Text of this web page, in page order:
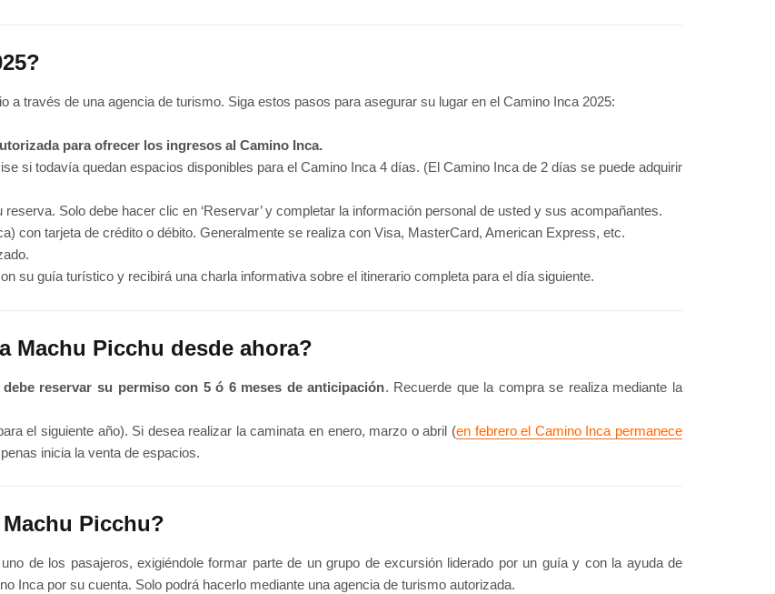
través de una agencia de turismo. Siga estos pasos para asegurar su lugar en el Camino Inca 2025:
para ofrecer los ingresos al Camino Inca.
si todavía quedan espacios disponibles para el Camino Inca 4 días. (El Camino Inca de 2 días se puede adquirir
Solo debe hacer clic en ‘Reservar’ y completar la información personal de usted y sus acompañantes.
con tarjeta de crédito o débito. Generalmente se realiza con Visa, MasterCard, American Express, etc.
su guía turístico y recibirá una charla informativa sobre el itinerario completa para el día siguiente.
Machu Picchu desde ahora?
reservar su permiso con 5 ó 6 meses de anticipación. Recuerde que la compra se realiza mediante la
el siguiente año). Si desea realizar la caminata en enero, marzo o abril (en febrero el Camino Inca permanece
inicia la venta de espacios.
Picchu?
de los pasajeros, exigiéndole formar parte de un grupo de excursión liderado por un guía y con la ayuda de
Inca por su cuenta. Solo podrá hacerlo mediante una agencia de turismo autorizada.